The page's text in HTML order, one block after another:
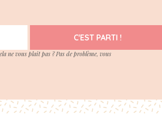
C'EST PARTI !
ne vous plait pas ? Pas de problème, vous